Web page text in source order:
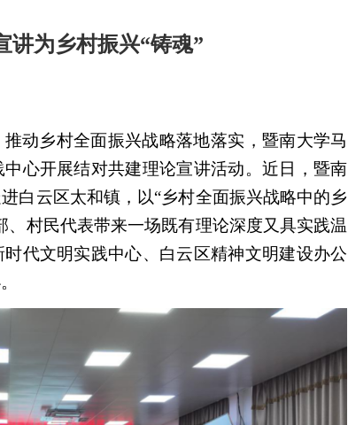
为乡村振兴“铸魂”
动乡村全面振兴战略落地落实，暨南大学马
心开展结对共建理论宣讲活动。近日，暨南
白云区太和镇，以“乡村全面振兴战略中的乡
、村民代表带来一场既有理论深度又具实践温
代文明实践中心、白云区精神文明建设办公